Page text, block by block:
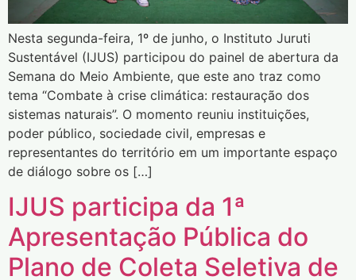
Nesta segunda-feira, 1º de junho, o Instituto Juruti
Sustentável (IJUS) participou do painel de abertura da
Semana do Meio Ambiente, que este ano traz como
tema “Combate à crise climática: restauração dos
sistemas naturais”. O momento reuniu instituições,
poder público, sociedade civil, empresas e
representantes do território em um importante espaço
de diálogo sobre os […]
IJUS participa da 1ª
Apresentação Pública do
Plano de Coleta Seletiva de